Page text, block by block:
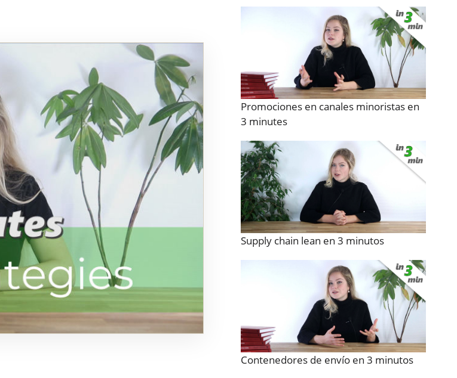
Promociones en canales minoristas en
3 minutes
Supply chain lean en 3 minutos
Contenedores de envío en 3 minutos